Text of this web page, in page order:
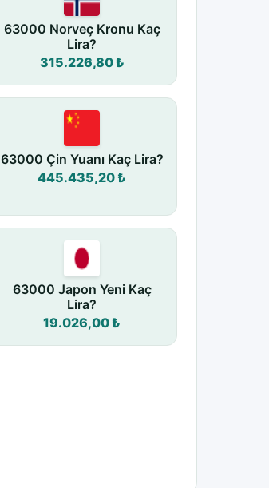
63000 Norveç Kronu Kaç
Lira?
315.226,80 ₺
63000 Çin Yuanı Kaç Lira?
445.435,20 ₺
63000 Japon Yeni Kaç
Lira?
19.026,00 ₺